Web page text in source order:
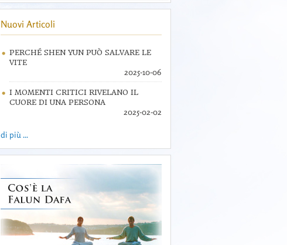
Nuovi Articoli
PERCHÉ SHEN YUN PUÒ SALVARE LE
VITE
2025-10-06
I MOMENTI CRITICI RIVELANO IL
CUORE DI UNA PERSONA
2025-02-02
di più ...